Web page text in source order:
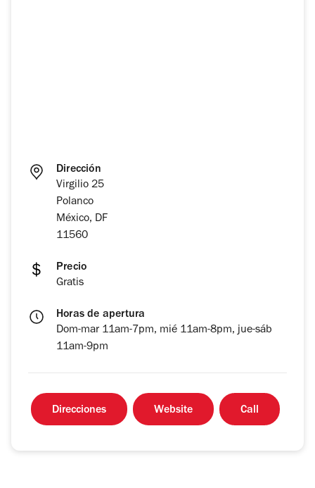
Dirección
Virgilio 25
Polanco
México, DF
11560
Precio
Gratis
Horas de apertura
Dom-mar 11am-7pm, mié 11am-8pm, jue-sáb
11am-9pm
Direcciones Website Call